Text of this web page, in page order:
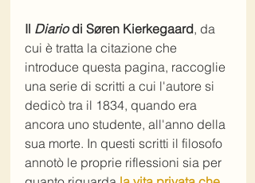
Il Diario di Søren Kierkegaard, da
cui è tratta la citazione che
introduce questa pagina, raccoglie
una serie di scritti a cui l'autore si
dedicò tra il 1834, quando era
ancora uno studente, all'anno della
sua morte. In questi scritti il filosofo
annotò le proprie riflessioni sia per